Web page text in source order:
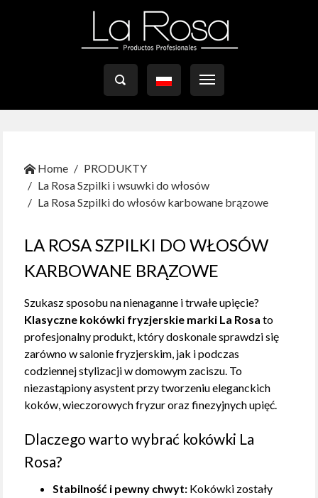

Home
PRODUKTY
La Rosa Szpilki i wsuwki do włosów
La Rosa Szpilki do włosów karbowane brązowe
LA ROSA SZPILKI DO WŁOSÓW
KARBOWANE BRĄZOWE
Szukasz sposobu na nienaganne i trwałe upięcie?
Klasyczne kokówki fryzjerskie marki La Rosa to
profesjonalny produkt, który doskonale sprawdzi się
zarówno w salonie fryzjerskim, jak i podczas
codziennej stylizacji w domowym zaciszu. To
niezastąpiony asystent przy tworzeniu eleganckich
koków, wieczorowych fryzur oraz finezyjnych upięć.
Dlaczego warto wybrać kokówki La
Rosa?
Stabilność i pewny chwyt: Kokówki zostały